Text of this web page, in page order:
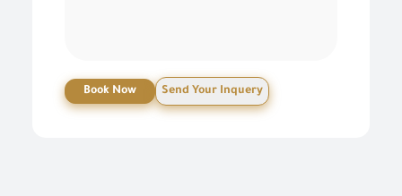
Book Now Send Your Inquery